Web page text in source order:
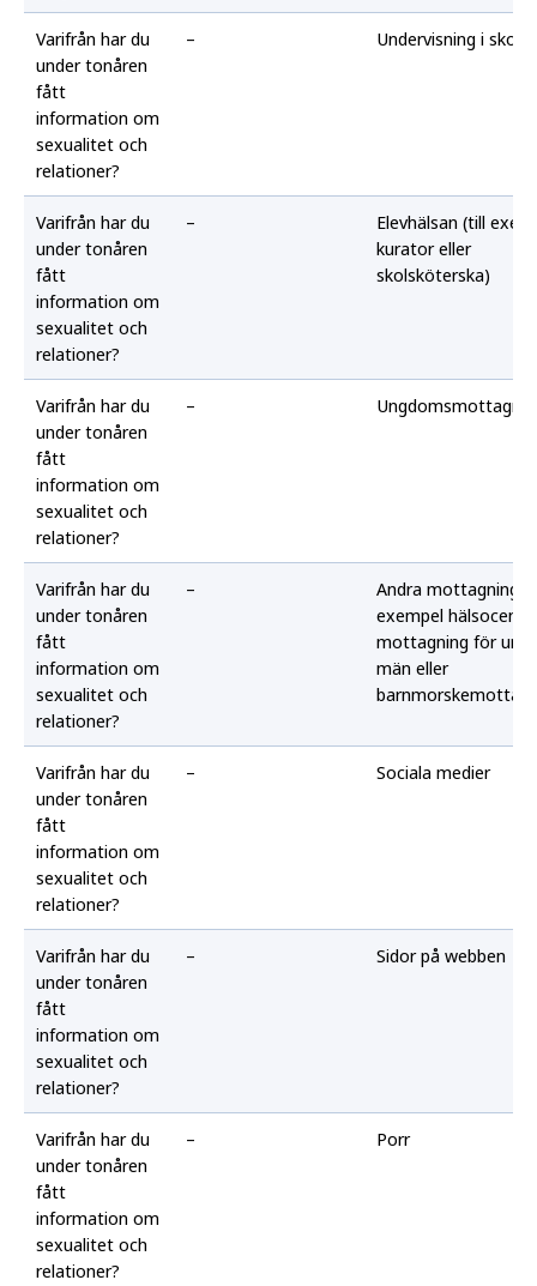
Varifrån har du
under tonåren
fått
information om
sexualitet och
relationer?
– Undervisning i
Varifrån har du
under tonåren
fått
information om
sexualitet och
relationer?
–
Elevhälsan (till
kurator eller
skolsköterska)
Varifrån har du
under tonåren
fått
information om
sexualitet och
relationer?
–
Varifrån har du
under tonåren
fått
information om
sexualitet och
relationer?
–
Andra
exempel
mottagning för
män eller
Varifrån har du
under tonåren
fått
information om
sexualitet och
relationer?
– Sociala medier
Varifrån har du
under tonåren
fått
information om
sexualitet och
relationer?
– Sidor på webben
Varifrån har du
under tonåren
fått
information om
sexualitet och
relationer?
– Porr